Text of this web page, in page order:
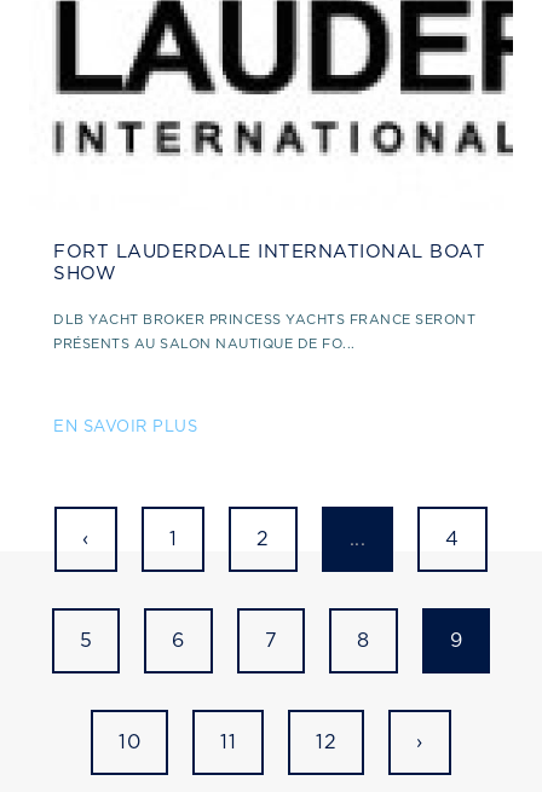
FORT LAUDERDALE INTERNATIONAL BOAT
SHOW
DLB YACHT BROKER PRINCESS YACHTS FRANCE SERONT
PRÉSENTS AU SALON NAUTIQUE DE FO...
EN SAVOIR PLUS
‹ 1 2 ... 4
5 6 7 8 9
10 11 12 ›